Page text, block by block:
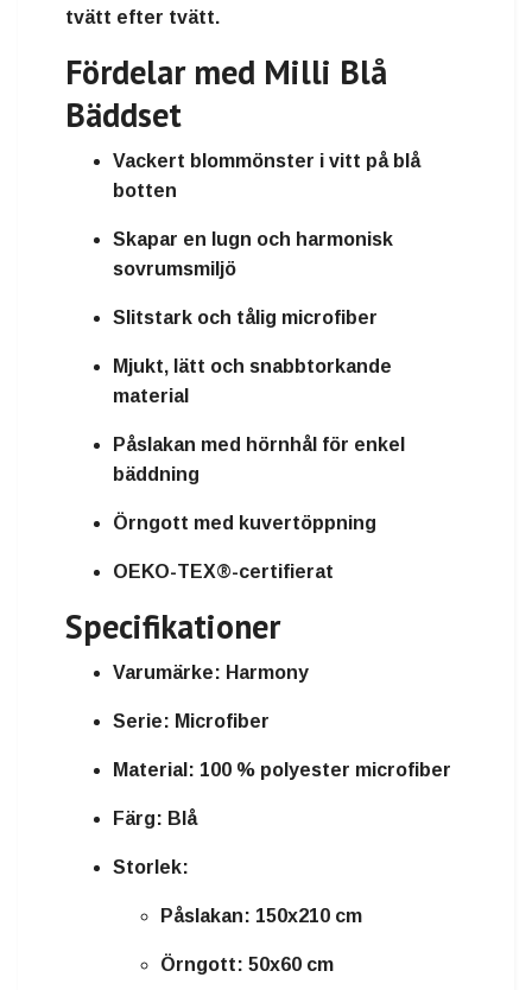
tvätt efter tvätt.
Fördelar med Milli Blå
Bäddset
Vackert blommönster i vitt på blå
botten
Skapar en lugn och harmonisk
sovrumsmiljö
Slitstark och tålig microfiber
Mjukt, lätt och snabbtorkande
material
Påslakan med hörnhål för enkel
bäddning
Örngott med kuvertöppning
OEKO-TEX®-certifierat
Specifikationer
Varumärke: Harmony
Serie: Microfiber
Material: 100 % polyester microfiber
Färg: Blå
Storlek:
Påslakan: 150x210 cm
Örngott: 50x60 cm